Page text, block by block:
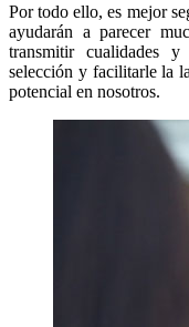
Por todo ello, es mejor
ayudarán a parecer
transmitir cualidades
selección y facilitarle la
potencial en nosotros.